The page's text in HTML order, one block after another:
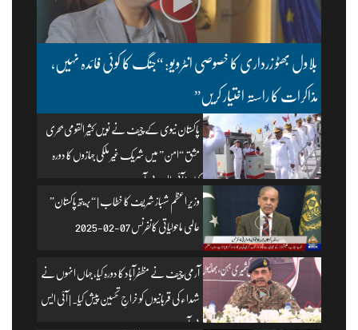
بلاول بھٹو زرداری کا خصوصی انٹرویو: “جنگ کا کوئی فائدہ نہیں،
مذاکرات کا راستہ اختیار کریں”
پاکستان نیوی کے چیف نے نویں کثیر القومی بحری
مشق “امن” میں شریک غیر ملکی جہازوں کا دورہ
کیا۔ | آئی ایس پی آر
وزیرِ اعظم شہباز شریف کا خطاب | “بریتھ پاکستان”
عالمی ماحولیاتی کانفرنس 07-02-2025
آرمی چیف نے مظفرآباد کا دورہ کیا، جہاں انہوں نے
شہداء کی قربانیوں کو خراجِ تحسین پیش کیا۔ | آئی ایس
پی آر